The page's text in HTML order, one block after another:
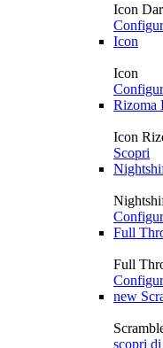
Icon
Icon
Icon
Rizoma
Icon
Scopri
Full
Full
new
scopri